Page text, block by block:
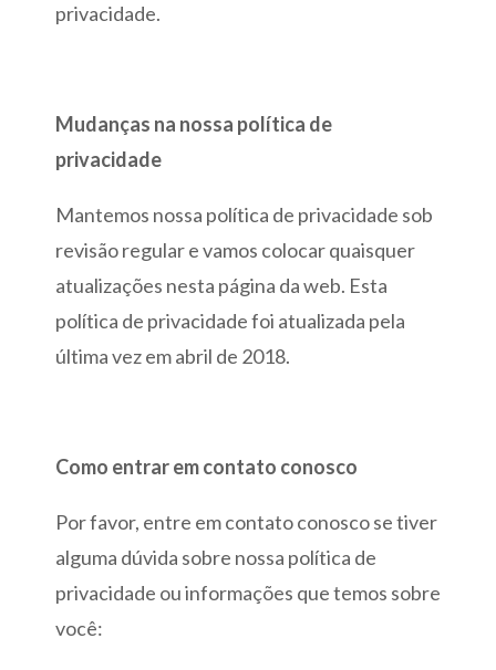
privacidade.
Mudanças na nossa política de
privacidade
Mantemos nossa política de privacidade sob
revisão regular e vamos colocar quaisquer
atualizações nesta página da web. Esta
política de privacidade foi atualizada pela
última vez em abril de 2018.
Como entrar em contato conosco
Por favor, entre em contato conosco se tiver
alguma dúvida sobre nossa política de
privacidade ou informações que temos sobre
você: